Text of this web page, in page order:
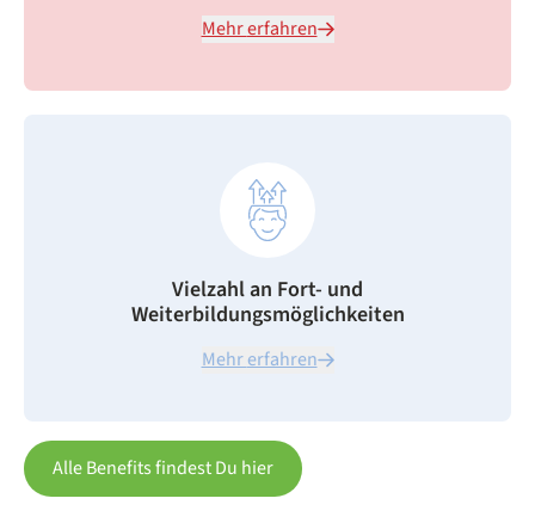
Mehr erfahren
Vielzahl an Fort- und
Weiterbildungsmöglichkeiten
Mehr erfahren
Alle Benefits findest Du hier